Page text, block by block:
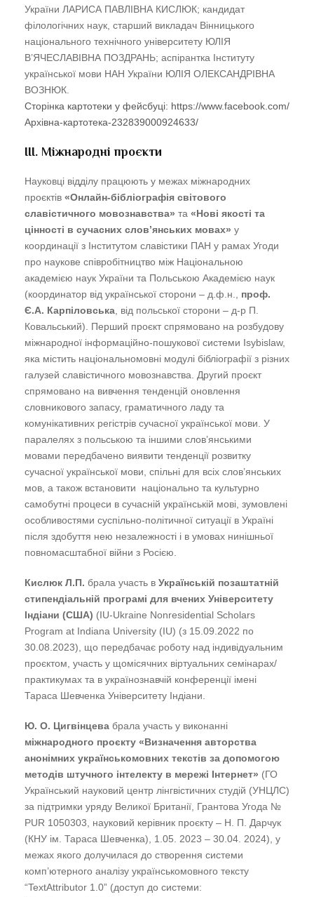
України ЛАРИСА ПАВЛІВНА КИСЛЮК; кандидат
філологічних наук, старший викладач Вінницького
національного технічного університету ЮЛІЯ
В’ЯЧЕСЛАВІВНА ПОЗДРАНЬ; аспірантка Інституту
української мови НАН України ЮЛІЯ ОЛЕКСАНДРІВНА
ВОЗНЮК.
Сторінка картотеки у фейсбуці: https://www.facebook.com/
Архівна-картотека-232839000924633/
ІІІ. Міжнародні проєкти
Науковці відділу працюють у межах міжнародних
проєктів «Онлайн-бібліографія світового
славістичного мовознавства» та «Нові якості та
цінності в сучасних слов’янських мовах» у
координації з Інститутом славістики ПАН у рамах Угоди
про наукове співробітництво між Національною
академією наук України та Польською Академією наук
(координатор від української сторони – д.ф.н., проф.
Є.А. Карпіловська, від польської сторони – д-р П.
Ковальський). Перший проєкт спрямовано на розбудову
міжнародної інформаційно-пошукової системи Isybislaw,
яка містить національномовні модулі бібліографії з різних
галузей славістичного мовознавства. Другий проєкт
спрямовано на вивчення тенденцій оновлення
словникового запасу, граматичного ладу та
комунікативних регістрів сучасної української мови. У
паралелях з польською та іншими слов’янськими
мовами передбачено виявити тенденції розвитку
сучасної української мови, спільні для всіх слов’янських
мов, а також встановити національно та культурно
самобутні процеси в сучасній українській мові, зумовлені
особливостями суспільно-політичної ситуації в Україні
після здобуття нею незалежності і в умовах нинішньої
повномасштабної війни з Росією.
Кислюк Л.П. брала участь в Українській позаштатній
стипендіальній програмі для вчених Університету
Індіани (США) (IU-Ukraine Nonresidential Scholars
Program at Indiana University (IU) (з 15.09.2022 по
30.08.2023), що передбачає роботу над індивідуальним
проєктом, участь у щомісячних віртуальних семінарах/
практикумах та в українознавчій конференції імені
Тараса Шевченка Університету Індіани.
Ю. О. Цигвінцева брала участь у виконанні
міжнародного проєкту «Визначення авторства
анонімних українськомовних текстів за допомогою
методів штучного інтелекту в мережі Інтернет» (ГО
Український науковий центр лінгвістичних студій (УНЦЛС)
за підтримки уряду Великої Британії, Грантова Угода №
PUR 1050303, науковий керівник проєкту – Н. П. Дарчук
(КНУ ім. Тараса Шевченка), 1.05. 2023 – 30.04. 2024), у
межах якого долучилася до створення системи
комп’ютерного аналізу українськомовного тексту
“TextAttributor 1.0” (доступ до системи: